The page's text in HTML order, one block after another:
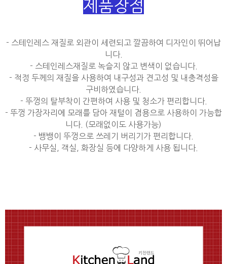
제품장점
- 스테인레스 재질로 외관이 세련되고 깔끔하여 디자인이 뛰어납
니다.
- 스테인레스재질로 녹슬지 않고 변색이 없습니다.
- 적정 두께의 재질을 사용하여 내구성과 견고성 및 내충격성을
구비하였습니다.
- 뚜껑의 탈부착이 간편하여 사용 및 청소가 편리합니다.
- 뚜껑 가장자리에 모래를 담아 재털이 겸용으로 사용하이 가능합
니다. (모래없이도 사용가능)
- 뱅뱅이 뚜껑으로 쓰레기 버리기가 편리합니다.
- 사무실, 객실, 화장실 등에 다양하게 사용 됩니다.